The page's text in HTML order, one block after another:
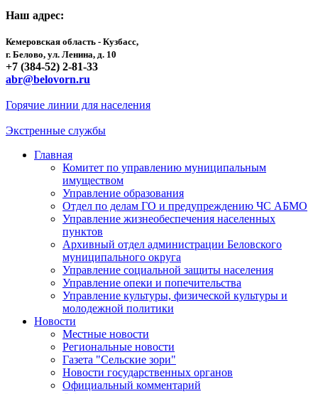
Наш адрес:
Кемеровская область - Кузбасс,
г. Белово, ул. Ленина, д. 10
+7 (384-52) 2-81-33
abr@belovorn.ru
Горячие линии для населения
Экстренные службы
Главная
Комитет по управлению муниципальным
имуществом
Управление образования
Отдел по делам ГО и предупреждению ЧС АБМО
Управление жизнеобеспечения населенных
пунктов
Архивный отдел администрации Беловского
муниципального округа
Управление социальной защиты населения
Управление опеки и попечительства
Управление культуры, физической культуры и
молодежной политики
Новости
Местные новости
Региональные новости
Газета "Сельские зори"
Новости государственных органов
Официальный комментарий